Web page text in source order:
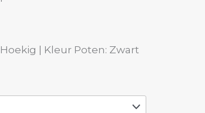
| Kleur Poten: Zwart